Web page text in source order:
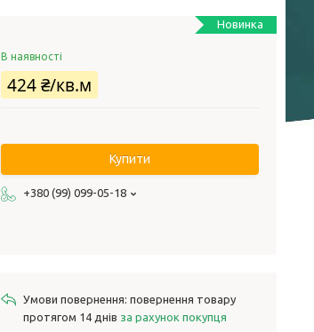
Новинка
В наявності
424 ₴/кв.м
Купити
+380 (99) 099-05-18
повернення товару
протягом 14 днів за рахунок покупця